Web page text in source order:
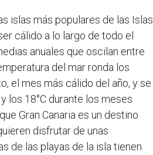
islas más populares de las Islas
cálido a lo largo de todo el
anuales que oscilan entre
del mar ronda los
el mes más cálido del año, y se
los 18°C durante los meses
Gran Canaria es un destino
disfrutar de unas
de las playas de la isla tienen